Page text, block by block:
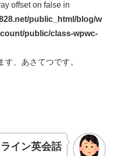
offset on false in
public_html/blog/w
public/class-wpwc-
、あさてつです。
イン英会話